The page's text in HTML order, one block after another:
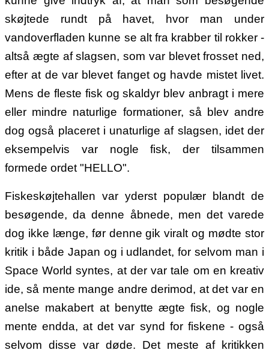
skøjtede rundt på havet, hvor man under
vandoverfladen kunne se alt fra krabber til rokker -
altså ægte af slagsen, som var blevet frosset ned,
efter at de var blevet fanget og havde mistet livet.
Mens de fleste fisk og skaldyr blev anbragt i mere
eller mindre naturlige formationer, så blev andre
dog også placeret i unaturlige af slagsen, idet der
eksempelvis var nogle fisk, der tilsammen
formede ordet "HELLO".
Fiskeskøjtehallen var yderst populær blandt de
besøgende, da denne åbnede, men det varede
dog ikke længe, før denne gik viralt og mødte stor
kritik i både Japan og i udlandet, for selvom man i
Space World syntes, at der var tale om en kreativ
ide, så mente mange andre derimod, at det var en
anelse makabert at benytte ægte fisk, og nogle
mente endda, at det var synd for fiskene - også
selvom disse var døde. Det meste af kritikken